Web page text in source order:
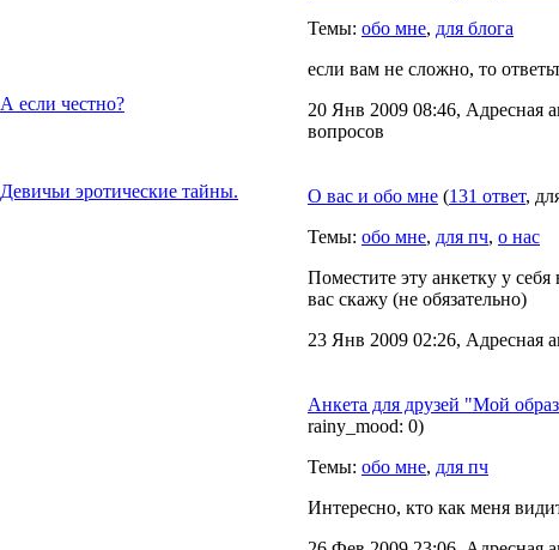
А если честно?
Девичьи эротические тайны.
Темы: обо мне, для блога
если вам не сложно, то
20 Янв 2009 08:46, Адресная
вопросов
О вас и обо мне (131 ответ,
Темы: обо мне, для пч, о нас
Поместите эту анкетку у
вас скажу (не обязательно)
23 Янв 2009 02:26, Адресная
Анкета для друзей "Мой
rainy_mood: 0)
Темы: обо мне, для пч
Интересно, кто как меня